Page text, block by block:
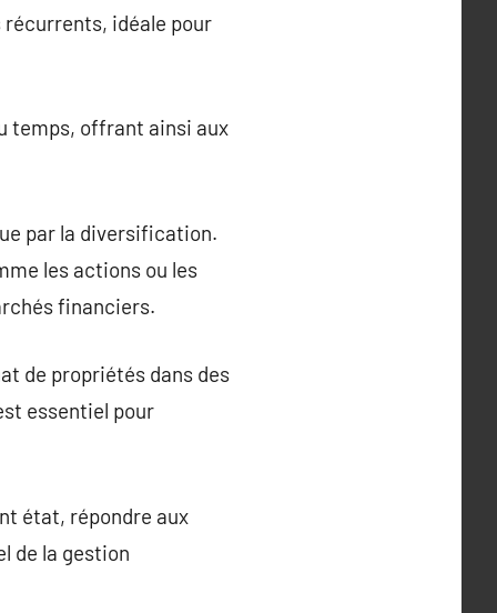
idéale pour
temps, offrant ainsi aux
par la diversification.
les actions ou les
financiers.
de propriétés dans des
essentiel pour
état, répondre aux
de la gestion